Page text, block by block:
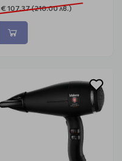
€ 107.37 (210.00 лв.)